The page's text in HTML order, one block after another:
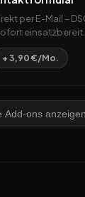
per E-Mail –
einsatzbereit.
+ 3,90 €/Mo.
Add-ons